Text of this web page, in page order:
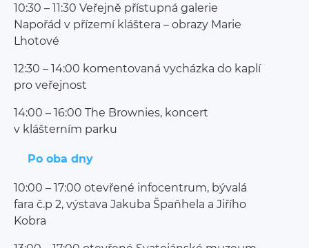
10:30 – 11:30 Veřejně přístupná galerie
Napořád v přízemí kláštera – obrazy Marie
Lhotové
12:30 – 14:00 komentovaná vycházka do kaplí
pro veřejnost
14:00 – 16:00 The Brownies, koncert
v klášterním parku
Po oba dny
10:00 – 17:00 otevřené infocentrum, bývalá
fara č.p 2, výstava Jakuba Špaňhela a Jiřího
Kobra